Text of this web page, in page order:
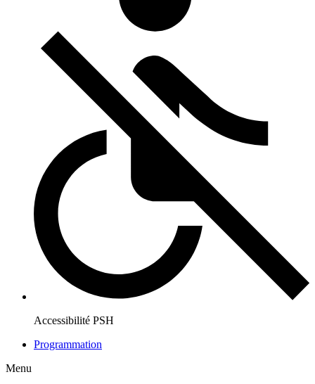
Accessibilité PSH
Programmation
Menu